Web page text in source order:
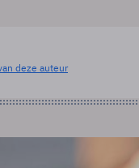
deze auteur